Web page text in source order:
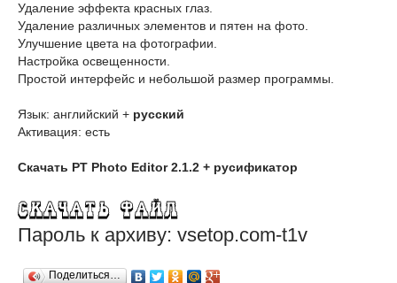
Удаление эффекта красных глаз.
Удаление различных элементов и пятен на фото.
Улучшение цвета на фотографии.
Настройка освещенности.
Простой интерфейс и небольшой размер программы.
Язык: английский + русский
Активация: есть
Скачать PT Photo Editor 2.1.2 + русификатор
Пароль к архиву: vsetop.com-t1v
Поделиться…